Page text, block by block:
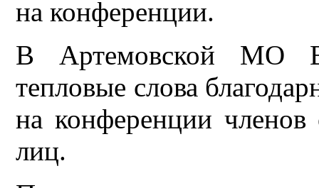
на конференции.
В Артемовской МО
тепловые слова
на конференции
лиц.